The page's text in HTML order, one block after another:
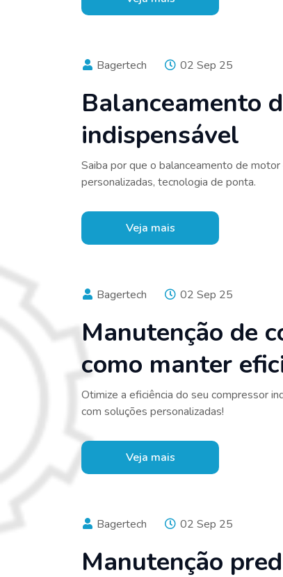
Bagertech 02 Sep 25
Balanceamento
indispensável
Saiba por que o balanceamento de
personalizadas, tecnologia de ponta.
Veja mais
Bagertech 02 Sep 25
Manutenção de
como manter
Otimize a eficiência do seu compressor
com soluções personalizadas!
Veja mais
Bagertech 02 Sep 25
Manutenção